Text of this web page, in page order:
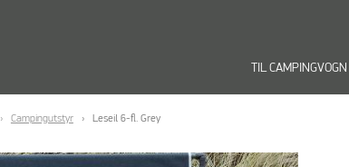
TIL CAMPINGVOGN
Campingutstyr Leseil 6-fl. Grey